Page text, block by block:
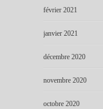
février 2021
janvier 2021
décembre 2020
novembre 2020
octobre 2020